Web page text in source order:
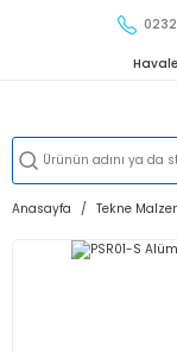
Anasayfa Tekne